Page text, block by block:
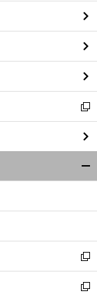
ウ
ィ
ン
ド
ウ
で
開
く
新
し
い
ウ
ィ
ン
ウ
開
く
新
し
い
新